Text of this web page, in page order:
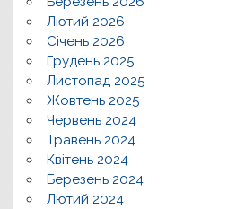
Лютий 2026
Січень 2026
Грудень 2025
Листопад 2025
Жовтень 2025
Червень 2024
Травень 2024
Квітень 2024
Березень 2024
Лютий 2024